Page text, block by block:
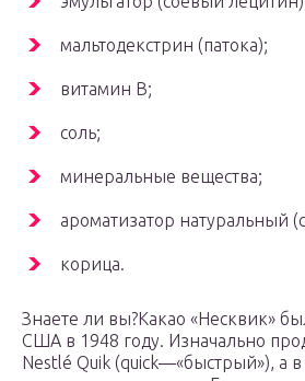
мальтодекстрин (патока);
витамин В;
соль;
минеральные вещества;
ароматизатор натуральный
корица.
Знаете ли вы?Какао «Несквик»
США в 1948 году. Изначально
Nestlé Quik (quick—«быстрый»), а в